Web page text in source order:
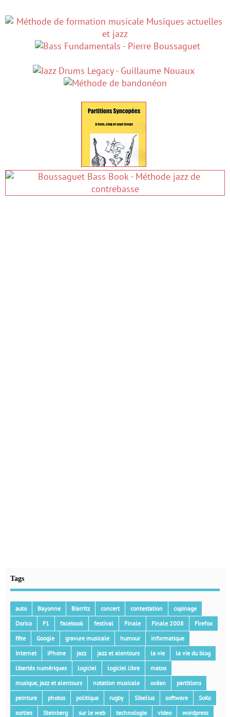
Tags
auto Bayonne Biarritz concert contestation
copinage
Dorico
F1 facebook festival Finale Finale 2008
Firefox
fête
Google gravure musicale humour
informatique
Internet
iPhone jazz jazz et alentours la vie
la vie du blog
libertés numériques
logiciel logiciel libre
matos
musique, jazz et alentours
notation musicale océan
partitions
peinture
photos politique rugby Sibelius software
SoKo
sorties
Steinberg sur le web technologie video wordpress